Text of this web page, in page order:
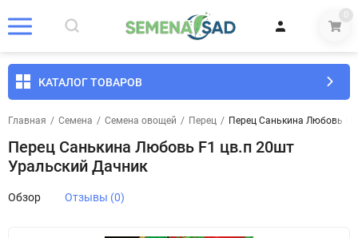
0
КАТАЛОГ ТОВАРОВ
Главная / Семена / Семена овощей / Перец / Перец Санькина Любовь
Перец Санькина Любовь F1 цв.п 20шт
Уральский Дачник
Обзор Отзывы (0)